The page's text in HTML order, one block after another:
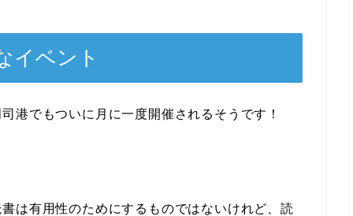
イベント
港でもついに月に一度開催されるそうです！
は有用性のためにするものではないけれど、読